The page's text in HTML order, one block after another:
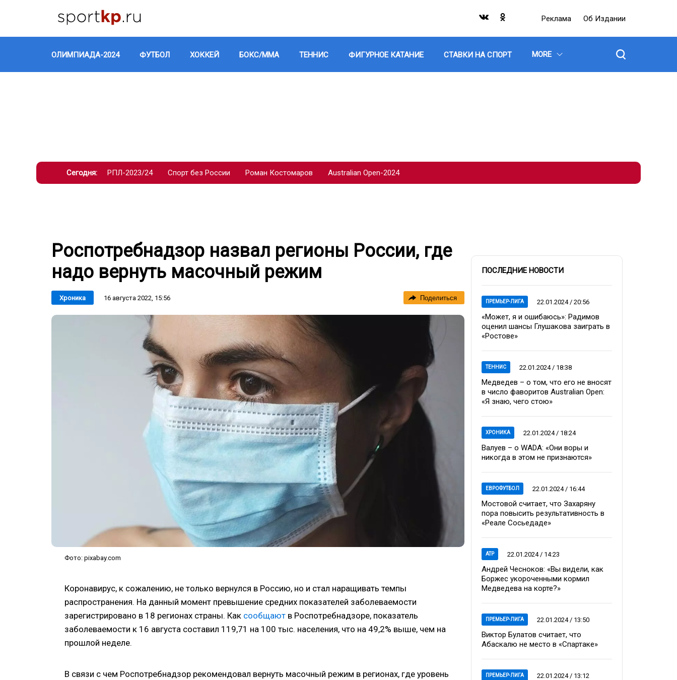
Реклама Об Издании
ОЛИМПИАДА-2024 ФУТБОЛ ХОККЕЙ БОКС/ММА ТЕННИС ФИГУРНОЕ КАТАНИЕ СТАВКИ НА СПОРТ MORE
Сегодня: РПЛ-2023/24 Спорт без России Роман Костомаров Australian Open-2024
Роспотребнадзор назвал регионы России, где
надо вернуть масочный режим
Хроника 16 августа 2022, 15:56 Поделиться
Фото: pixabay.com
Коронавирус, к сожалению, не только вернулся в Россию, но и стал наращивать темпы
распространения. На данный момент превышение средних показателей заболеваемости
зарегистрировано в 18 регионах страны. Как сообщают в Роспотребнадзоре, показатель
заболеваемости к 16 августа составил 119,71 на 100 тыс. населения, что на 49,2% выше, чем на
прошлой неделе.
В связи с чем Роспотребнадзор рекомендовал вернуть масочный режим в регионах, где уровень
ПОСЛЕДНИЕ НОВОСТИ
ПРЕМЬЕР-ЛИГА 22.01.2024 / 20:56
«Может, я и ошибаюсь»: Радимов
оценил шансы Глушакова заиграть в
«Ростове»
ТЕННИС 22.01.2024 / 18:38
Медведев – о том, что его не вносят
в число фаворитов Australian Open:
«Я знаю, чего стою»
ХРОНИКА 22.01.2024 / 18:24
Валуев – о WADA: «Они воры и
никогда в этом не признаются»
ЕВРОФУТБОЛ 22.01.2024 / 16:44
Мостовой считает, что Захаряну
пора повысить результативность в
«Реале Сосьедаде»
ATP 22.01.2024 / 14:23
Андрей Чесноков: «Вы видели, как
Боржес укороченными кормил
Медведева на корте?»
ПРЕМЬЕР-ЛИГА 22.01.2024 / 13:50
Виктор Булатов считает, что
Абаскалю не место в «Спартаке»
ПРЕМЬЕР-ЛИГА 22.01.2024 / 13:12